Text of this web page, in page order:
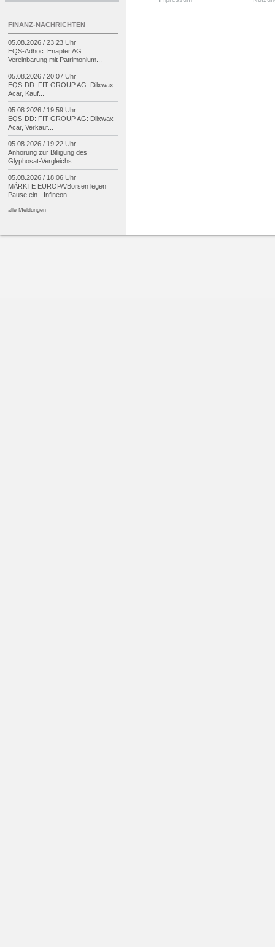
FINANZ-NACHRICHTEN
05.08.2026 / 23:23 Uhr
EQS-Adhoc: Enapter AG:
Vereinbarung mit Patrimonium...
05.08.2026 / 20:07 Uhr
EQS-DD: FIT GROUP AG: Dilxwax
Acar, Kauf...
05.08.2026 / 19:59 Uhr
EQS-DD: FIT GROUP AG: Dilxwax
Acar, Verkauf...
05.08.2026 / 19:22 Uhr
Anhörung zur Billigung des
Glyphosat-Vergleichs...
05.08.2026 / 18:06 Uhr
MÄRKTE EUROPA/Börsen legen
Pause ein - Infineon...
alle Meldungen